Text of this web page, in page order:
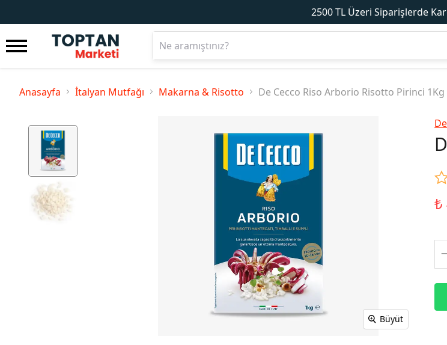
2500 TL Üzeri Siparişlerde
Anasayfa İtalyan Mutfağı Makarna & Risotto De Cecco Riso Arborio Risotto Pirinci 1Kg
Büyüt
₺